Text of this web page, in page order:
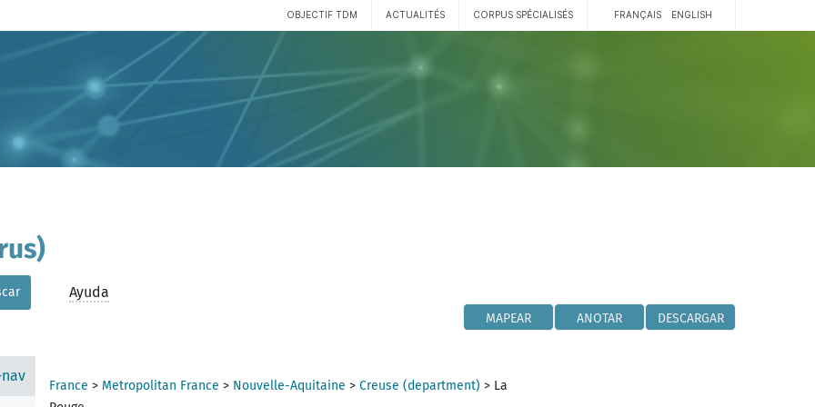
OBJECTIF TDM ACTUALITÉS CORPUS SPÉCIALISÉS FRANÇAIS ENGLISH
Ayuda
MAPEAR ANOTAR DESCARGAR
France > Metropolitan France > Nouvelle-Aquitaine > Creuse (department) > La